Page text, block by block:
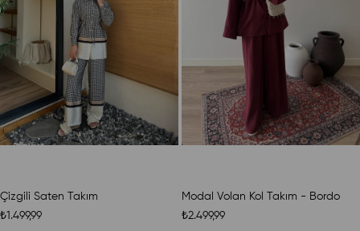
Çizgili Saten Takım
₺1.499,99
Modal Volan Kol Takım - Bordo
₺2.499,99